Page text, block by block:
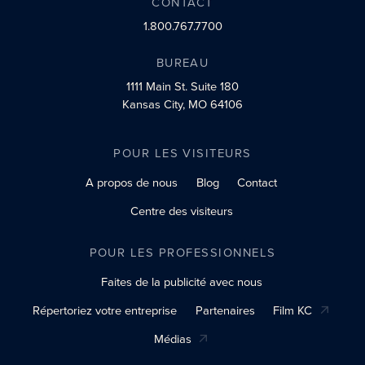
1.800.767.7700
BUREAU
1111 Main St.Suite 180
Kansas City, MO 64106
POUR LES VISITEURS
A propos de nous
Blog
Contact
Centre des visiteurs
POUR LES PROFESSIONNELS
Faites de la publicité avec nous
Répertoriez votre entreprise
Partenaires
Film KC
Médias